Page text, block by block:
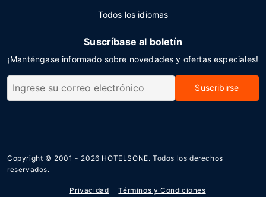
Todos los idiomas
Suscríbase al boletín
¡Manténgase informado sobre novedades y ofertas especiales!
Suscribirse
Copyright © 2001 - 2026 HOTELSONE. Todos los derechos
reservados.
Privacidad Términos y Condiciones